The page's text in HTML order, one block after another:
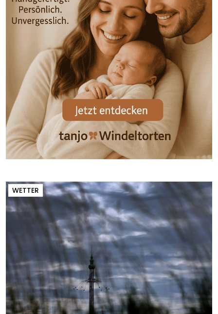
WETTER